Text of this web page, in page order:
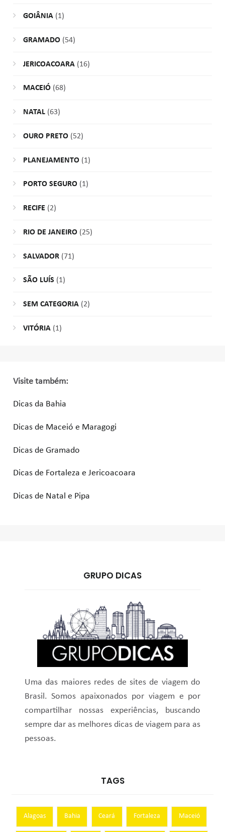
GOIÂNIA(1)
GRAMADO(54)
JERICOACOARA(16)
MACEIÓ(68)
NATAL(63)
OURO PRETO(52)
PLANEJAMENTO(1)
PORTO SEGURO(1)
RECIFE (2)
RIO DE JANEIRO(25)
SALVADOR(71)
SÃO LUÍS (1)
SEM CATEGORIA(2)
VITÓRIA(1)
Visite também:
Dicas da Bahia
Dicas de Maceió e Maragogi
Dicas de Gramado
Dicas de Fortaleza e Jericoacoara
Dicas de Natal e Pipa
GRUPO DICAS
Uma das maiores redes de sites de viagem do
Brasil. Somos apaixonados por viagem e por
compartilhar nossas experiências, buscando
sempre dar as melhores dicas de viagem para as
pessoas.
TAGS
Alagoas Bahia Ceará Fortaleza Maceió